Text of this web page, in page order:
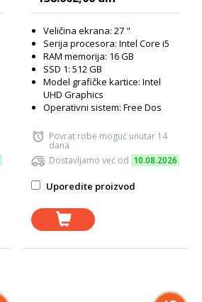
RAM; 512GB SSD; 27" Full HD;
P/N: 12SA000MYA
Veličina ekrana: 27 "
Serija procesora: Intel Core i5
RAM memorija: 16 GB
SSD 1: 512 GB
Model grafičke kartice: Intel
UHD Graphics
Operativni sistem: Free Dos
Povrat robe moguć unutar 14
dana
Dostavljamo već od 10.08.2026
Uporedite proizvod